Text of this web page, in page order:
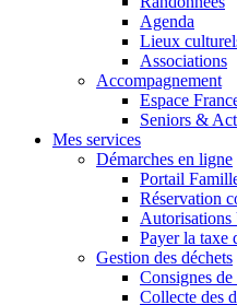
Agenda
Lieux
Associations
Accompagnement
Espace
Seniors &
Mes services
Démarches en ligne
Portail
Réservation
Autorisations
Payer la taxe
Gestion des déchets
Consignes de
Collecte des